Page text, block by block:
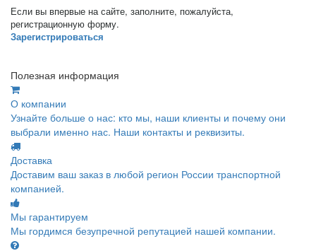
Если вы впервые на сайте, заполните, пожалуйста,
регистрационную форму.
Зарегистрироваться
Полезная информация
О компании
Узнайте больше о нас: кто мы, наши клиенты и почему они
выбрали именно нас. Наши контакты и реквизиты.
Доставка
Доставим ваш заказ в любой регион России транспортной
компанией.
Мы гарантируем
Мы гордимся безупречной репутацией нашей компании.